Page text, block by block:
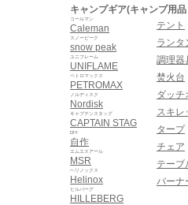
キャンプギア(キャンプ用
Caleman
コールマン
snow peak
スノーピーク
UNIFLAME
ユニフレーム
PETROMAX
ペトロマックス
Nordisk
ノルディスク
CAPTAIN STAG
キャプテンスタッグ
自作
DIY
MSR
エムエスアール
Helinox
ヘリノックス
HILLEBERG
ヒルバーグ
テント
ランタ
調理器
焚火台
ダッチ
スキレ
タープ
チェア
テーブ
バーナ